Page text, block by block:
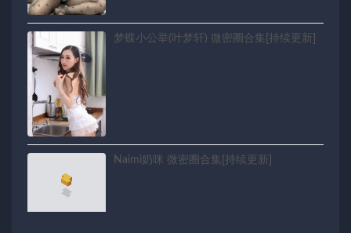
梦蝶小公举(叶梦轩) 微密圈合集[持续更新]
Naimi奶咪 微密圈合集[持续更新]